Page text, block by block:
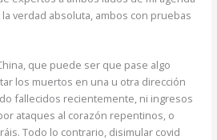
verdad absoluta, ambos con pruebas
que puede ser que pase algo
los muertos en una u otra dirección
fallecidos recientemente, ni ingresos
ataques al corazón repentinos, o
Todo lo contrario, disimular covid